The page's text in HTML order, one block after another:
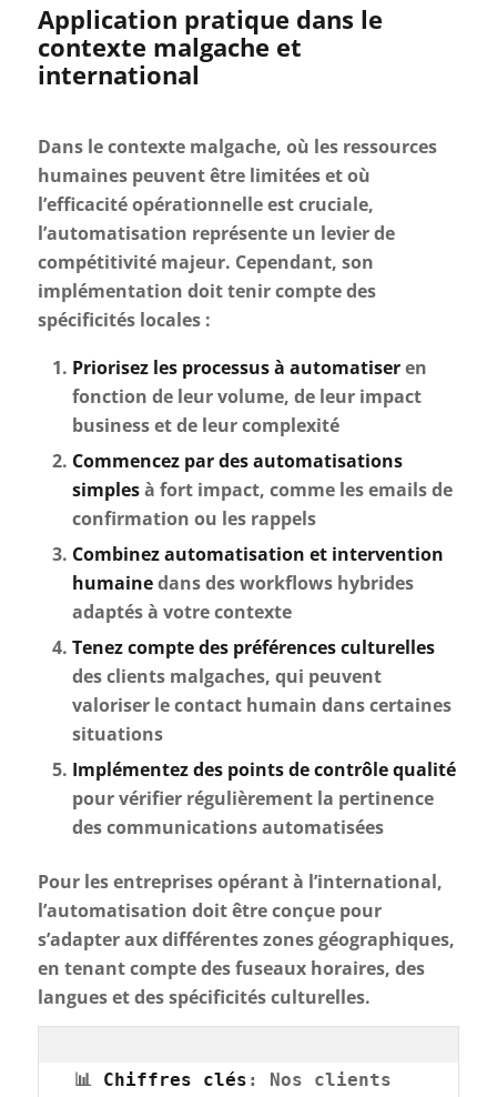
Application pratique dans le
contexte malgache et
international
Dans le contexte malgache, où les ressources
humaines peuvent être limitées et où
l’efficacité opérationnelle est cruciale,
l’automatisation représente un levier de
compétitivité majeur. Cependant, son
implémentation doit tenir compte des
spécificités locales :
Priorisez les processus à automatiseren
fonction de leur volume, de leur impact
business et de leur complexité
Commencez par des automatisations
simplesà fort impact, comme les emails de
confirmation ou les rappels
Combinez automatisation et intervention
humainedans des workflows hybrides
adaptés à votre contexte
Tenez compte des préférences culturelles
des clients malgaches, qui peuvent
valoriser le contact humain dans certaines
situations
Implémentez des points de contrôle qualité
pour vérifier régulièrement la pertinence
des communications automatisées
Pour les entreprises opérant à l’international,
l’automatisation doit être conçue pour
s’adapter aux différentes zones géographiques,
en tenant compte des fuseaux horaires, des
langues et des spécificités culturelles.
📊 Chiffres clés : Nos clients